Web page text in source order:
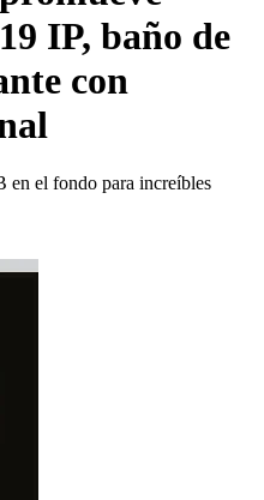
IP, baño de
con
en el fondo para increíbles